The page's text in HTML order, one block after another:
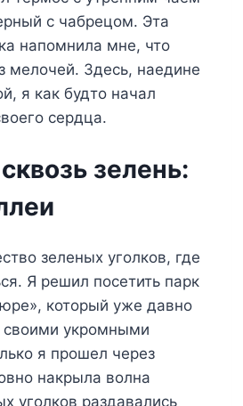
с чабрецом. Эта
напомнила мне, что
мелочей. Здесь, наедине
я как будто начал
сердца.
зелень:
зеленых уголков, где
Я решил посетить парк
который уже давно
своими укромными
я прошел через
накрыла волна
уголков раздавались